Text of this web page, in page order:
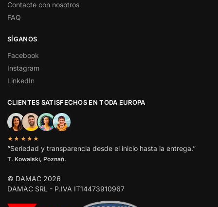
Contacte con nosotros
FAQ
SÍGANOS
Facebook
Instagram
LinkedIn
CLIENTES SATISFECHOS EN TODA EUROPA
★★★★★
“Seriedad y transparencia desde el inicio hasta la entrega.”
T. Kowalski, Poznań.
© DAMAC 2026
DAMAC SRL - P.IVA IT14473910967